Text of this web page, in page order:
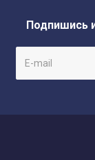
Подпишись